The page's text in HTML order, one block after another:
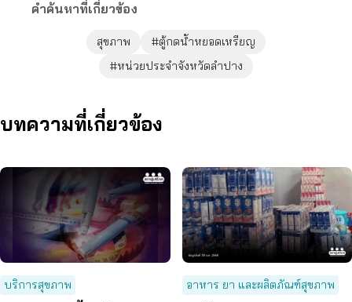
คำค้นหาที่เกี่ยวข้อง
สุขภาพ
#ตู้กดน้ำหยอดเหรียญ
#หน่วยประจำจังหวัดลำปาง
บทความที่เกี่ยวข้อง
บริการสุขภาพ อาหาร ยา และผลิตภัณฑ์สุขภาพ